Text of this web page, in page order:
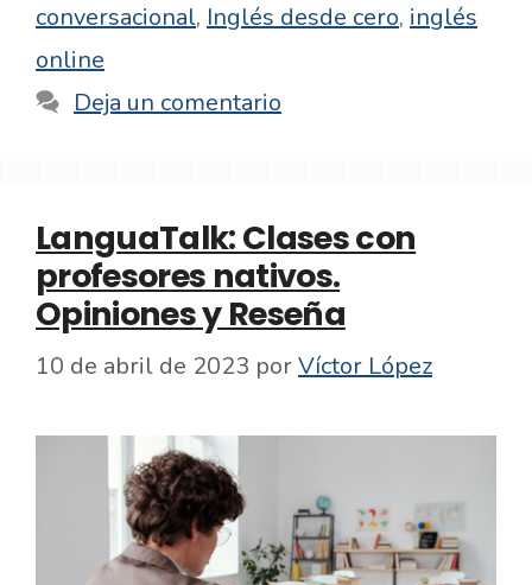
conversacional, Inglés desde cero, inglés
online
Deja un comentario
LanguaTalk: Clases con
profesores nativos.
Opiniones y Reseña
10 de abril de 2023 porVíctor López